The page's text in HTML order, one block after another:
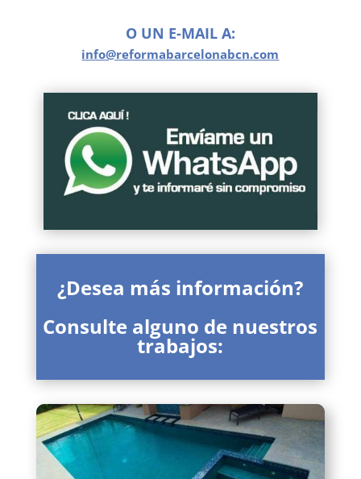
O UN E-MAIL A:
info@reformabarcelonabcn.com
¿Desea más información?
Consulte alguno de nuestros
trabajos: